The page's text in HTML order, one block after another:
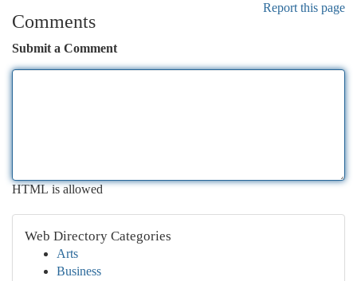
Report this page
Comments
Submit a Comment
HTML is allowed
Web Directory Categories
Arts
Business